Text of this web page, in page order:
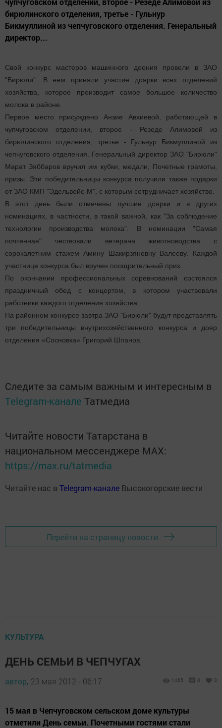
бирюлинского отделения, третье - Гульнур
Бикмуллиной из чепчуговского отделения. Генеральный
директор...
Свой конкурс мастеров машинного доения провели в ЗАО
"Бирюли". В нем приняли участие доярки всех отделений
хозяйства, которое производит самое большое количество
молока в районе.
Первое место присуждено Анзие Авхиевой, работающей в
чупчуговском отделении, второе - Резеде Алимовой из
бирюлинского отделения, третье - Гульнур Бикмуллиной из
чепчуговского отделения. Генеральный директор ЗАО "Бирюли"
Марат Зяббаров вручил им кубки, медали, Почетные грамоты,
призы. Эти победительницы конкурса получили также подарки
от ЗАО КМП "Эдельвейс-М", с которым сотрудничает хозяйство.
В этот день были отмечены лучшие доярки и в других
номинациях, в частности, в такой важной, как "За соблюдение
технологии производства молока". В номинации "Самая
почтенная" чествовали ветерана животноводства с
сорокалетним стажем Амину Шакирзяновну Валееву. Каждой
участнице конкурса был вручен поощрительный приз.
По окончании профессиональных соревнований состоялся
праздничный обед с концертом, в котором участвовали
работники каждого отделения хозяйства.
На районном конкурсе завтра ЗАО "Бирюли" будут представлять
три победительницы внутрихозяйственного конкурса и дояр
отделения «Сосновка» Григорий Шпанов.
Следите за самым важным и интересным в
Telegram-канале Татмедиа
Читайте новости Татарстана в
национальном мессенджере MАХ:
https://max.ru/tatmedia
Читайте нас в Telegram-канале Высокогорские вести
Перейти на страницу новости
КУЛЬТУРА
ДЕНЬ СЕМЬИ В ЧЕПЧУГАХ
автор, 23 мая 2012 - 06:17 1465 0 0
15 мая в Чепчуговском сельском доме культуры
отметили День семьи. Почетными гостями стали